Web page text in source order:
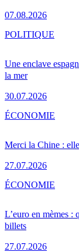
07.08.2026
Une enclave
la mer
30.07.2026
POLITIQUE
Merci la Chine :
27.07.2026
ÉCONOMIE
L’euro en mèmes :
billets
27.07.2026
ÉCONOMIE